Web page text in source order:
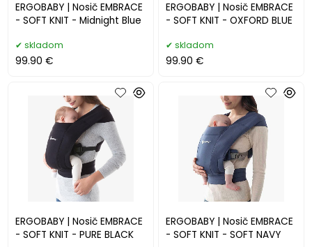
ERGOBABY | Nosič EMBRACE
- SOFT KNIT - Midnight Blue
skladom
99.90 €
ERGOBABY | Nosič EMBRACE
- SOFT KNIT - OXFORD BLUE
skladom
99.90 €
ERGOBABY | Nosič EMBRACE
- SOFT KNIT - PURE BLACK
ERGOBABY | Nosič EMBRACE
- SOFT KNIT - SOFT NAVY